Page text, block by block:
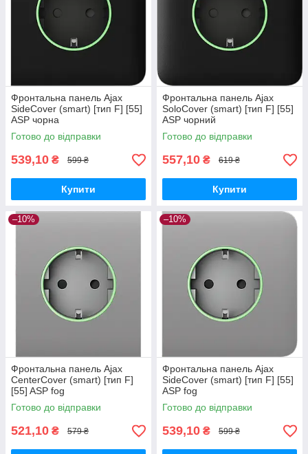
Фронтальна панель Ajax
SideCover (smart) [тип F] [55]
ASP чорна
Готово до відправки
539,10 ₴ 599 ₴
Купити
Фронтальна панель Ajax
SoloCover (smart) [тип F] [55]
ASP чорний
Готово до відправки
557,10 ₴ 619 ₴
Купити
–10%
Фронтальна панель Ajax
CenterCover (smart) [тип F]
[55] ASP fog
Готово до відправки
521,10 ₴ 579 ₴
–10%
Фронтальна панель Ajax
SideCover (smart) [тип F] [55]
ASP fog
Готово до відправки
539,10 ₴ 599 ₴